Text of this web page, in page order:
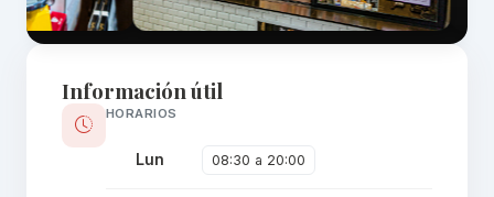
Información útil
HORARIOS
Lun 08:30 a 20:00